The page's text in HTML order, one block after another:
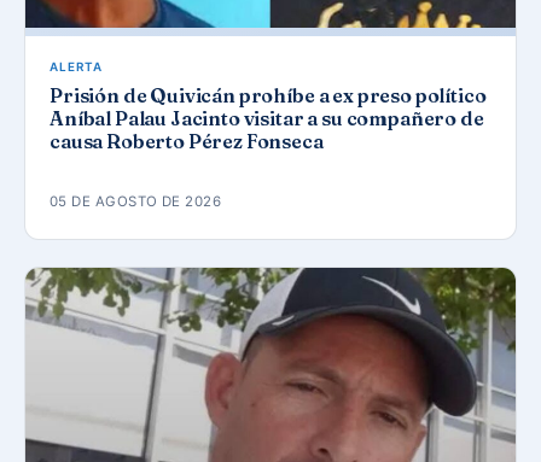
ALERTA
Prisión de Quivicán prohíbe a ex preso político
Aníbal Palau Jacinto visitar a su compañero de
causa Roberto Pérez Fonseca
05 DE AGOSTO DE 2026